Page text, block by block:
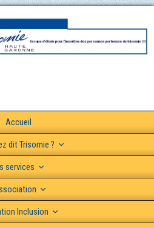
Accueil
dit Trisomie ?
services
Inclusion